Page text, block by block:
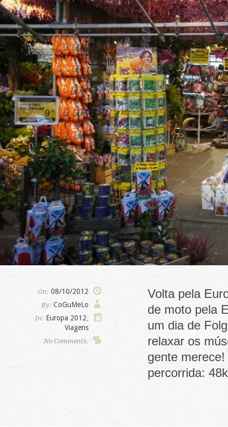
On: 08/10/2012
By: CoGuMeLo
In: Europa 2012
Viagens
No Comments.
Volta pela
de moto pela
um dia de
relaxar os
gente
percorrida: